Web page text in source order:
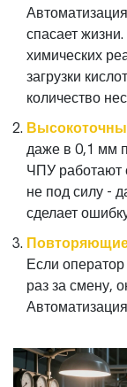
спасает
химических
загрузки
количество
даже в 0,1 мм
ЧПУ работают
не под силу -
сделает
Если
раз за смену,